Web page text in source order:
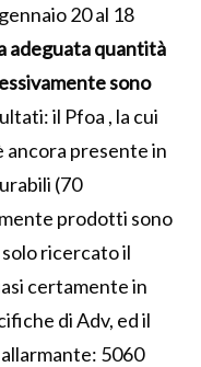
20 al 18
adeguata quantità
sono
il Pfoa , la cui
ancora presente in
(70
prodotti sono
solo ricercato il
certamente in
di Adv, ed il
5060